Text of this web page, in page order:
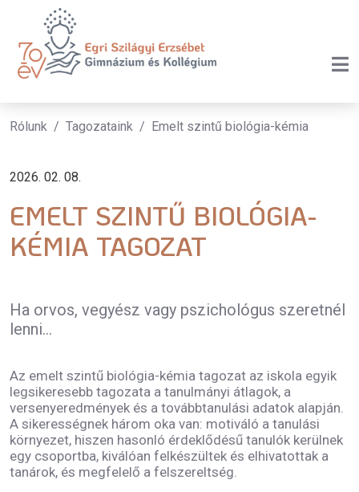
Rólunk Tagozataink Emelt szintű biológia-kémia
2026. 02. 08.
EMELT SZINTŰ BIOLÓGIA-
KÉMIA TAGOZAT
Ha orvos, vegyész vagy pszichológus szeretnél
lenni...
Az emelt szintű biológia-kémia tagozat az iskola egyik
legsikeresebb tagozata a tanulmányi átlagok, a
versenyeredmények és a továbbtanulási adatok alapján.
A sikerességnek három oka van: motiváló a tanulási
környezet, hiszen hasonló érdeklődésű tanulók kerülnek
egy csoportba, kiválóan felkészültek és elhivatottak a
tanárok, és megfelelő a felszereltség.